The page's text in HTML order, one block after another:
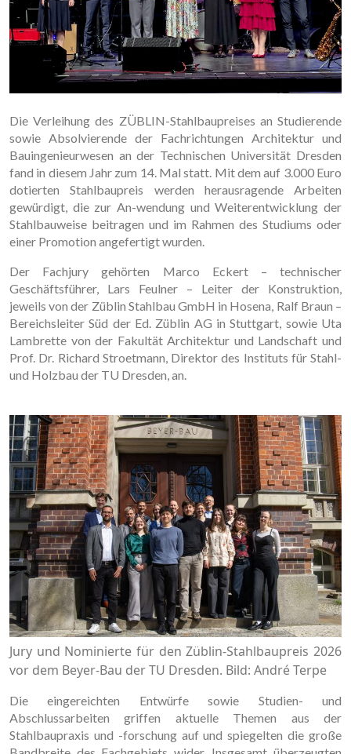
Die Verleihung des ZÜBLIN-Stahlbaupreises an Studierende
sowie Absolvierende der Fachrichtungen Architektur und
Bauingenieurwesen an der Technischen Universität Dresden
fand in diesem Jahr zum 14. Mal statt. Mit dem auf 3.000 Euro
dotierten Stahlbaupreis werden herausragende Arbeiten
gewürdigt, die zur An-wendung und Weiterentwicklung der
Stahlbauweise beitragen und im Rahmen des Studiums oder
einer Promotion angefertigt wurden.
Der Fachjury gehörten Marco Eckert – technischer
Geschäftsführer, Lars Feulner – Leiter der Konstruktion,
jeweils von der Züblin Stahlbau GmbH in Hosena, Ralf Braun –
Bereichsleiter Süd der Ed. Züblin AG in Stuttgart, sowie Uta
Lambrette von der Fakultät Architektur und Landschaft und
Prof. Dr. Richard Stroetmann, Direktor des Instituts für Stahl-
und Holzbau der TU Dresden, an.
Jury und Nominierte für den Züblin-Stahlbaupreis 2026
vor dem Beyer-Bau der TU Dresden. Bild: André Terpe
Die eingereichten Entwürfe sowie Studien- und
Abschlussarbeiten griffen aktuelle Themen aus der
Stahlbaupraxis und -forschung auf und spiegelten die große